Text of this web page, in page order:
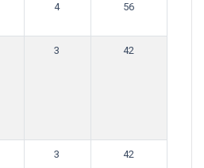
4 56
3 42
3 42